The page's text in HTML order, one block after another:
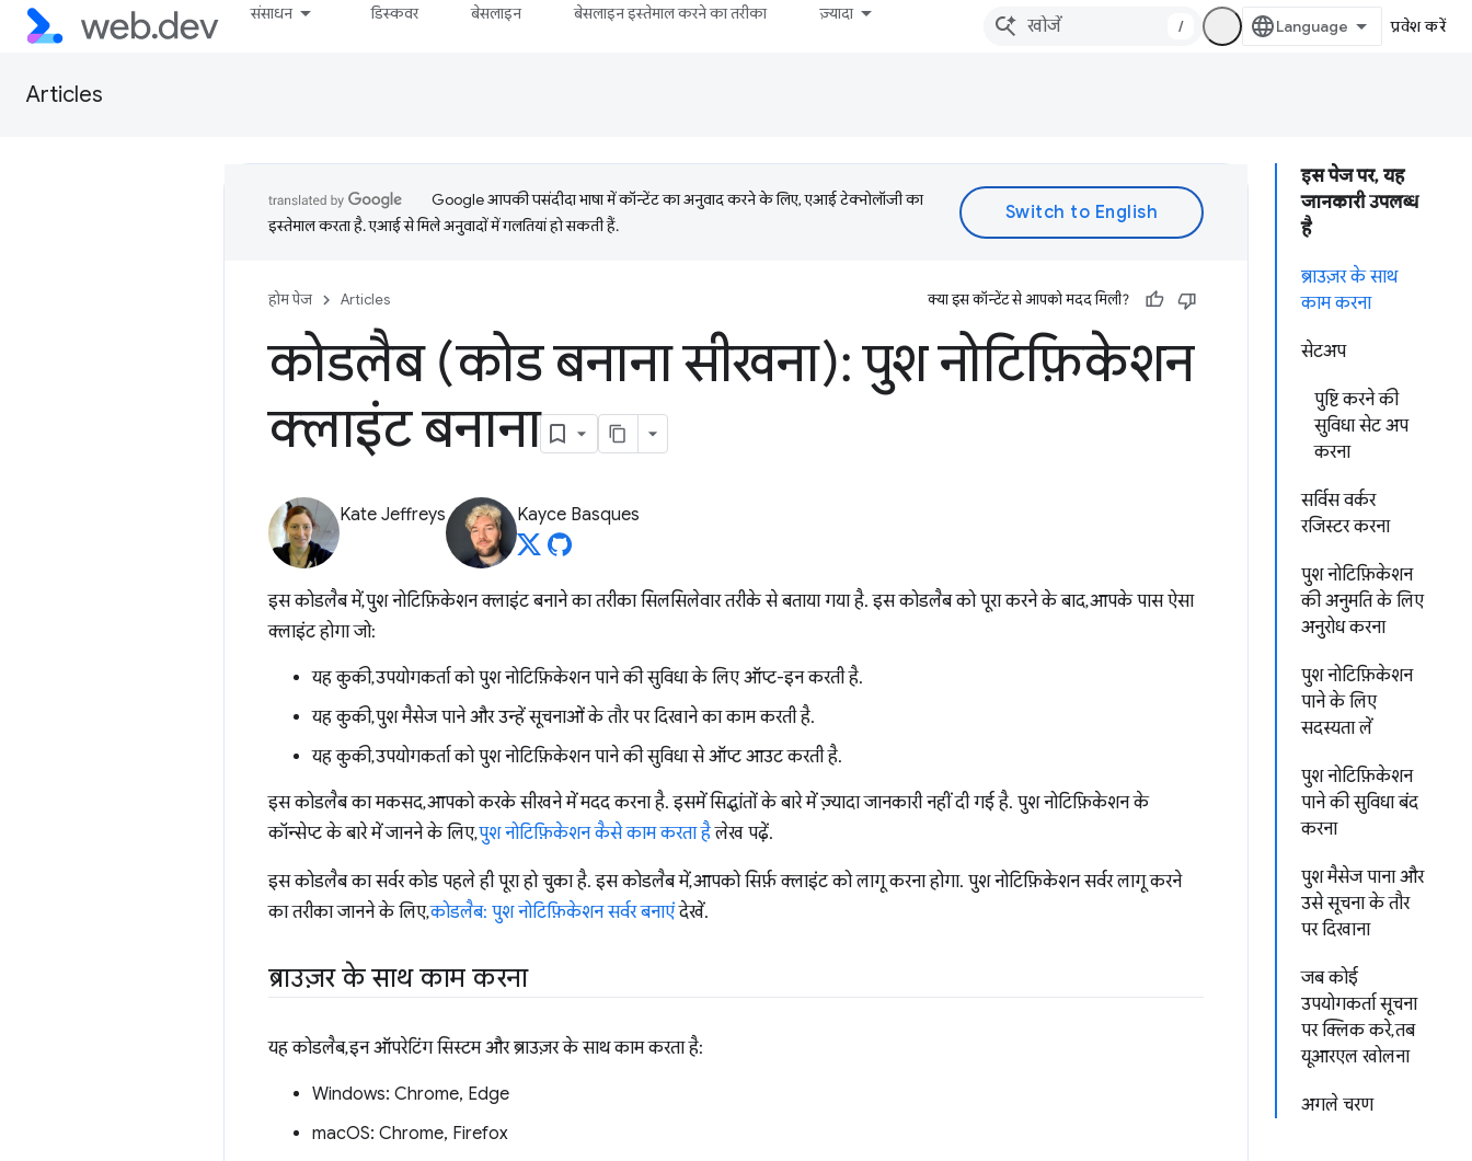
संसाधन डिस्कवर बेसलाइन बेसलाइन इस्तेमाल करने का तरीका ज़्यादा
/ प्रवेश करें
Articles
इस पेज पर, यह
जानकारी उपलब्ध
है
ब्राउज़र के साथ
काम करना
सेटअप
पुष्टि करने की
सुविधा सेट अप
करना
सर्विस वर्कर
रजिस्टर करना
पुश नोटिफ़िकेशन
की अनुमति के लिए
अनुरोध करना
पुश नोटिफ़िकेशन
पाने के लिए
सदस्यता लें
पुश नोटिफ़िकेशन
पाने की सुविधा बंद
करना
पुश मैसेज पाना और
उसे सूचना के तौर
पर दिखाना
जब कोई
उपयोगकर्ता सूचना
पर क्लिक करे, तब
यूआरएल खोलना
अगले चरण
Google आपकी पसंदीदा भाषा में कॉन्टेंट का अनुवाद करने के लिए, एआई टेक्नोलॉजी का
इस्तेमाल करता है. एआई से मिले अनुवादों में गलतियां हो सकती हैं.
होम पेज Articles क्या इस कॉन्टेंट से आपको मदद मिली?
कोडलैब (कोड बनाना सीखना): पुश नोटिफ़िकेशन
क्लाइंट बनाना
Kate Jeffreys Kayce Basques
इस कोडलैब में, पुश नोटिफ़िकेशन क्लाइंट बनाने का तरीका सिलसिलेवार तरीके से बताया गया है. इस कोडलैब को पूरा करने के बाद, आपके पास ऐसा
क्लाइंट होगा जो:
यह कुकी, उपयोगकर्ता को पुश नोटिफ़िकेशन पाने की सुविधा के लिए ऑप्ट-इन करती है.
यह कुकी, पुश मैसेज पाने और उन्हें सूचनाओं के तौर पर दिखाने का काम करती है.
यह कुकी, उपयोगकर्ता को पुश नोटिफ़िकेशन पाने की सुविधा से ऑप्ट आउट करती है.
इस कोडलैब का मकसद, आपको करके सीखने में मदद करना है. इसमें सिद्धांतों के बारे में ज़्यादा जानकारी नहीं दी गई है. पुश नोटिफ़िकेशन के
कॉन्सेप्ट के बारे में जानने के लिए,पुश नोटिफ़िकेशन कैसे काम करता हैलेख पढ़ें.
इस कोडलैब का सर्वर कोड पहले ही पूरा हो चुका है. इस कोडलैब में, आपको सिर्फ़ क्लाइंट को लागू करना होगा. पुश नोटिफ़िकेशन सर्वर लागू करने
का तरीका जानने के लिए,कोडलैब: पुश नोटिफ़िकेशन सर्वर बनाएंदेखें.
ब्राउज़र के साथ काम करना
यह कोडलैब, इन ऑपरेटिंग सिस्टम और ब्राउज़र के साथ काम करता है:
Windows: Chrome, Edge
macOS: Chrome, Firefox